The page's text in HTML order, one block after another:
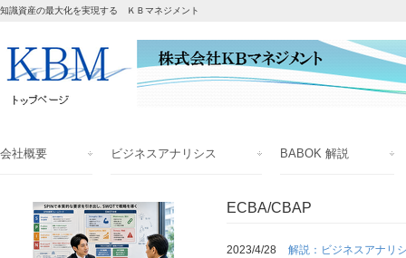
知識資産の最大化を実現する ＫＢマネジメント
会社概要 ビジネスアナリシス BABOK 解説
ECBA/CBAP
2023/4/28 解説：ビジネスアナリ